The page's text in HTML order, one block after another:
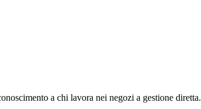
a chi lavora nei negozi a gestione diretta.